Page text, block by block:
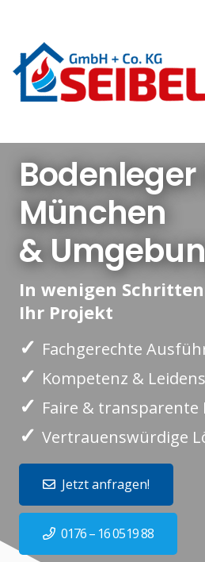
Bodenleger
München
&
In wenigen
Ihr Projekt
✓ Fachgerechte
✓ Kompetenz &
✓ Faire & transparente
✓ Vertrauenswürdige
Jetzt anfragen!
0176 – 16 0519 88